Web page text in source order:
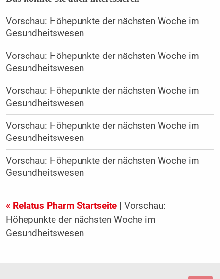
Vorschau: Höhepunkte der nächsten Woche im
Gesundheitswesen
Vorschau: Höhepunkte der nächsten Woche im
Gesundheitswesen
Vorschau: Höhepunkte der nächsten Woche im
Gesundheitswesen
Vorschau: Höhepunkte der nächsten Woche im
Gesundheitswesen
Vorschau: Höhepunkte der nächsten Woche im
Gesundheitswesen
« Relatus Pharm Startseite| Vorschau:
Höhepunkte der nächsten Woche im
Gesundheitswesen